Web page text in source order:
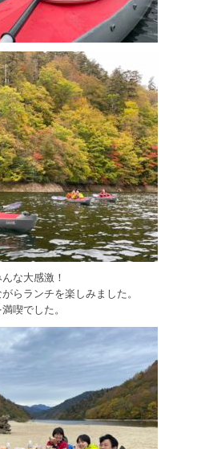
な大感激！
らランチを楽しみました。
喫でした。